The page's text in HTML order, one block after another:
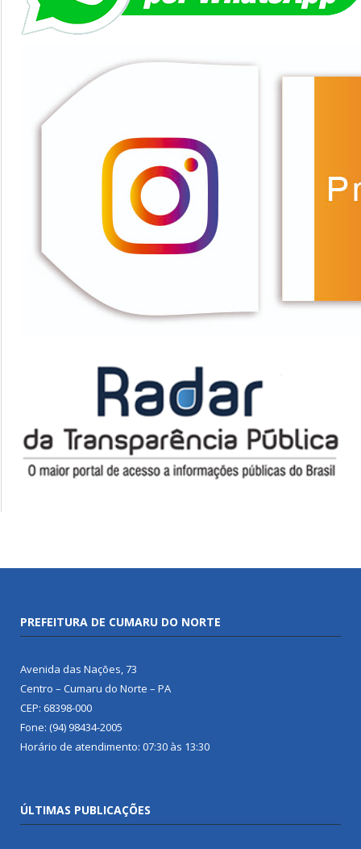
PREFEITURA DE CUMARU DO NORTE
Avenida das Nações, 73
Centro – Cumaru do Norte – PA
CEP: 68398-000
Fone: (94) 98434-2005
Horário de atendimento: 07:30 às 13:30
ÚLTIMAS PUBLICAÇÕES